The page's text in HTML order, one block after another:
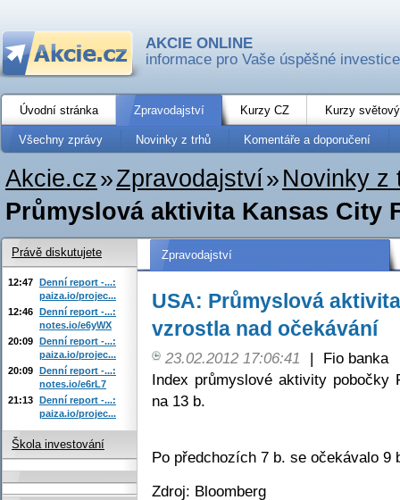
AKCIE ONLINE
informace pro Vaše úspěšné investice
Úvodní stránka Zpravodajství Kurzy CZ Kurzy
Všechny zprávy Novinky z trhů Komentáře a doporučení
Akcie.cz»Zpravodajství» Novinky z
Průmyslová aktivita Kansas City
Zpravodajství
USA: Průmyslová
vzrostla nad očekávání
23.02.2012 17:06:41 |
Fio banka
Index průmyslové aktivity
na 13 b.
Po předchozích 7 b. se očekávalo 9
Zdroj: Bloomberg
Právě diskutujete
12:47 Denní report -...:
paiza.io/projec...
12:46 Denní report -...:
notes.io/e6yWX
20:09 Denní report -...:
paiza.io/projec...
20:09 Denní report -...:
notes.io/e6rL7
21:13 Denní report -...:
paiza.io/projec...
Škola investování